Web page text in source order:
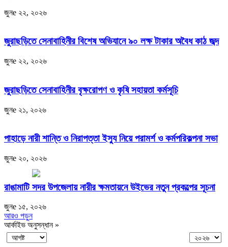
জুনe ২২, ২০২৬
জুরাছড়িতে সেনাবাহিনীর বিশেষ অভিযানে ৯০ লক্ষ টাকার অবৈধ কাঠ জব্দ
জুনe ২২, ২০২৬
জুরাছড়িতে সেনাবাহিনীর বৃক্ষরোপণ ও কৃষি সহায়তা কর্মসূচি
জুনe ২১, ২০২৬
পাহাড়ে নারী শান্তি ও নিরাপত্তা ইস্যু নিয়ে পরামর্শ ও কর্মপরিকল্পনা সভা
জুনe ২০, ২০২৬
রাঙামাটি সদর উপজেলায় নারীর ক্ষমতায়নে উইভের নতুন প্রকল্পের সূচনা
জুনe ১৫, ২০২৬
আরও পড়ুন
আর্কাইভ অনুসন্ধান »